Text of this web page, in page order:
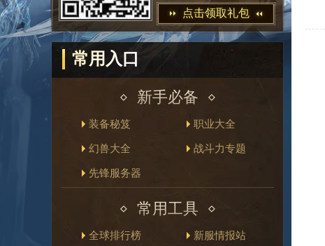
点击领取礼包
常用入口
新手必备
装备秘笈 职业大全
幻兽大全 战斗力专题
先锋服务器
常用工具
全球排行榜 新服情报站